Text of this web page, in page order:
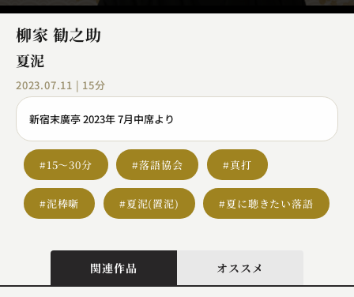
柳家 勧之助
夏泥
2023.07.11 | 15分
新宿末廣亭 2023年 7月中席より
#15～30分 #落語協会 #真打
#泥棒噺 #夏泥(置泥) #夏に聴きたい落語
関連作品 オススメ